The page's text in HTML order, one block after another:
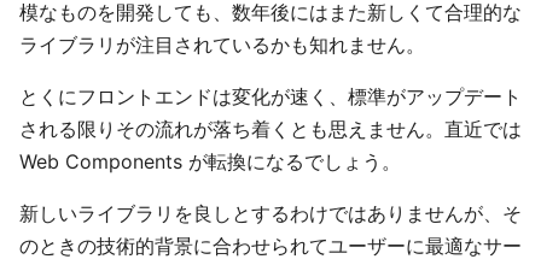
模なものを開発しても、数年後にはまた新しくて合理的な
ライブラリが注目されているかも知れません。
とくにフロントエンドは変化が速く、標準がアップデート
される限りその流れが落ち着くとも思えません。直近では
Web Components が転換になるでしょう。
新しいライブラリを良しとするわけではありませんが、そ
のときの技術的背景に合わせられてユーザーに最適なサー